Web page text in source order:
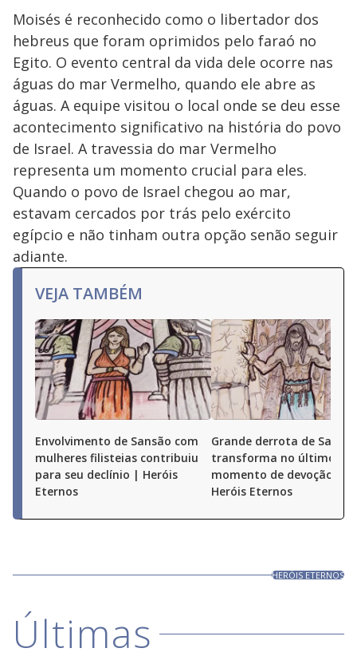
Moisés é reconhecido como o libertador dos
hebreus que foram oprimidos pelo faraó no
Egito. O evento central da vida dele ocorre nas
águas do mar Vermelho, quando ele abre as
águas. A equipe visitou o local onde se deu esse
acontecimento significativo na história do povo
de Israel. A travessia do mar Vermelho
representa um momento crucial para eles.
Quando o povo de Israel chegou ao mar,
estavam cercados por trás pelo exército
egípcio e não tinham outra opção senão seguir
adiante.
VEJA TAMBÉM
Envolvimento de Sansão com
mulheres filisteias contribuiu
para seu declínio | Heróis
Eternos
Grande derrota de
transforma no último
momento de devoção a
Heróis Eternos
HERÓIS ETERNOS
Últimas